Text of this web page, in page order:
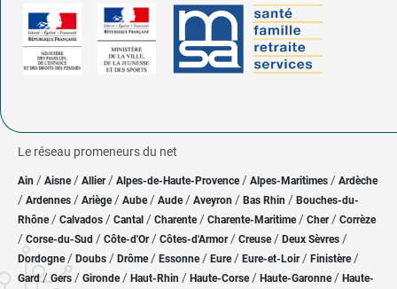
Le réseau promeneurs du net
Ain / Aisne/ Allier/ Alpes-de-Haute-Provence / Alpes-Maritimes / Ardèche
/ Ardennes / Ariège/ Aube/ Aude / Aveyron / Bas Rhin / Bouches-du-
Rhône/ Calvados / Cantal / Charente / Charente-Maritime/ Cher / Corrèze
/ Corse-du-Sud / Côte-d'Or / Côtes-d'Armor/ Creuse/ Deux Sèvres /
Dordogne/ Doubs / Drôme/ Essonne / Eure/ Eure-et-Loir / Finistère/
Gard/Gers / Gironde/ Haut-Rhin / Haute-Corse/ Haute-Garonne/ Haute-